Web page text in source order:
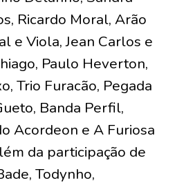
Ricardo Moral, Arão
e Viola, Jean Carlos e
Paulo Heverton,
Trio Furacão, Pegada
Banda Perfil,
Acordeon e A Furiosa
da participação de
Todynho,